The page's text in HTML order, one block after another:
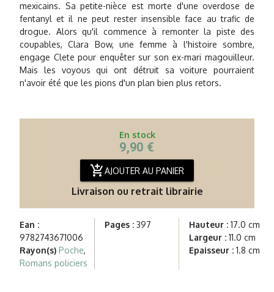
mexicains. Sa petite-nièce est morte d'une overdose de
fentanyl et il ne peut rester insensible face au trafic de
drogue. Alors qu'il commence à remonter la piste des
coupables, Clara Bow, une femme à l'histoire sombre,
engage Clete pour enquêter sur son ex-mari magouilleur.
Mais les voyous qui ont détruit sa voiture pourraient
n'avoir été que les pions d'un plan bien plus retors.
En stock
9,90 €
add_shopping_cartAJOUTER AU PANIER
Livraison ou retrait librairie
Ean :
9782743671006
Rayon(s) Poche,
Romans policiers
Pages :397 Hauteur : 17.0 cm
Largeur : 11.0 cm
Epaisseur : 1.8 cm